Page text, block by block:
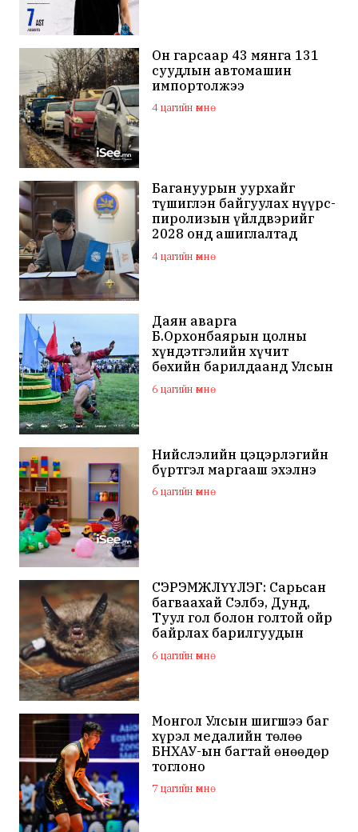
Он гарсаар 43 мянга 131
суудлын автомашин
импортолжээ
4 цагийн өмнө
Багануурын уурхайг
түшиглэн байгуулах нүүрс-
пиролизын үйлдвэрийг
2028 онд ашиглалтад
оруулна
4 цагийн өмнө
Даян аварга
Б.Орхонбаярын цолны
хүндэтгэлийн хүчит
бөхийн барилдаанд Улсын
арслан Ц.Бямба-Отгон
түрүүллээ
6 цагийн өмнө
Нийслэлийн цэцэрлэгийн
бүртгэл маргааш эхэлнэ
6 цагийн өмнө
СЭРЭМЖЛҮҮЛЭГ: Сарьсан
багваахай Сэлбэ, Дунд,
Туул гол болон голтой ойр
байрлах барилгуудын
дээвэр зэрэг газарт ихээр
үүрлэж байна
6 цагийн өмнө
Монгол Улсын шигшээ баг
хүрэл медалийн төлөө
БНХАУ-ын багтай өнөөдөр
тоглоно
7 цагийн өмнө